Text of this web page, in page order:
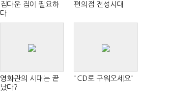
집다운 집이 필요하
다
편의점 전성시대
영화관의 시대는 끝
났다?
"CD로 구워오세요"